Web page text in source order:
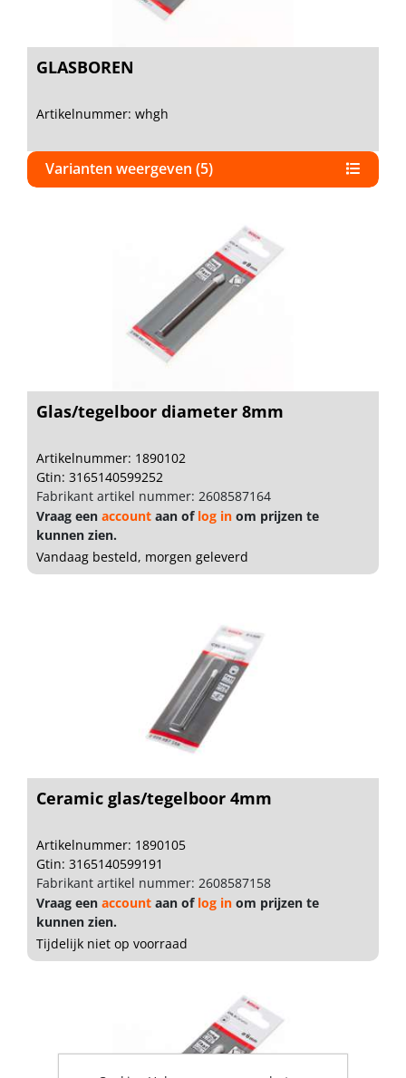
GLASBOREN
Artikelnummer: whgh
Varianten weergeven (5)
Glas/tegelboor diameter 8mm
Artikelnummer: 1890102
Gtin: 3165140599252
Fabrikant artikel nummer: 2608587164
Vraag een account aan of log in om prijzen te
kunnen zien.
Vandaag besteld, morgen geleverd
Ceramic glas/tegelboor 4mm
Artikelnummer: 1890105
Gtin: 3165140599191
Fabrikant artikel nummer: 2608587158
Vraag een account aan of log in om prijzen te
kunnen zien.
Tijdelijk niet op voorraad